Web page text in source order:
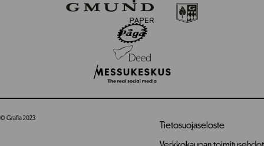
© Grafia 2023
Tietosuojaseloste